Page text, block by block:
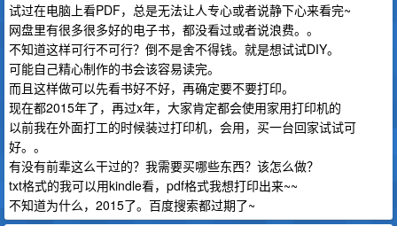
试过在电脑上看PDF，总是无法让人专心或者说静下心来看完~
网盘里有很多很多好的电子书，都没看过或者说浪费。。
不知道这样可行不可行？倒不是舍不得钱。就是想试试DIY。
可能自己精心制作的书会该容易读完。
而且这样做可以先看书好不好，再确定要不要打印。
现在都2015年了，再过x年，大家肯定都会使用家用打印机的
以前我在外面打工的时候装过打印机，会用，买一台回家试试可
好。。
有没有前辈这么干过的？我需要买哪些东西？该怎么做？
txt格式的我可以用kindle看，pdf格式我想打印出来~~
不知道为什么，2015了。百度搜索都过期了~